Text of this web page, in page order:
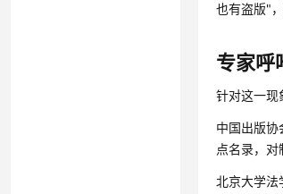
也有盗版"
专家呼
针对这一现
中国出版
点名录，对
北京大学法